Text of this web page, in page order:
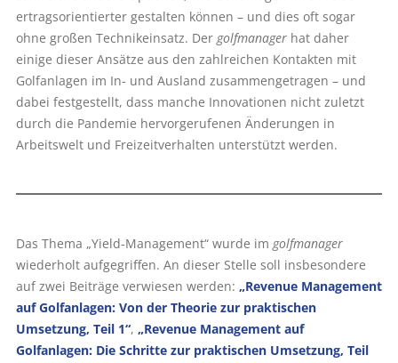
ertragsorientierter gestalten können – und dies oft sogar
ohne großen Technikeinsatz. Der golfmanagerhat daher
einige dieser Ansätze aus den zahlreichen Kontakten mit
Golfanlagen im In- und Ausland zusammengetragen – und
dabei festgestellt, dass manche Innovationen nicht zuletzt
durch die Pandemie hervorgerufenen Änderungen in
Arbeitswelt und Freizeitverhalten unterstützt werden.
Das Thema „Yield-Management“ wurde im golfmanager
wiederholt aufgegriffen. An dieser Stelle soll insbesondere
auf zwei Beiträge verwiesen werden: „Revenue Management
auf Golfanlagen: Von der Theorie zur praktischen
Umsetzung, Teil 1“, „Revenue Management auf
Golfanlagen: Die Schritte zur praktischen Umsetzung, Teil